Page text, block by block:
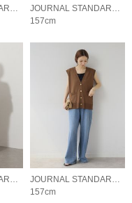
JOURNAL STANDARD relume LADYS
JOURNAL STANDARD relume LADYS
157cm
JOURNAL STANDARD relume LADYS
JOURNAL STANDARD relume LADYS
157cm